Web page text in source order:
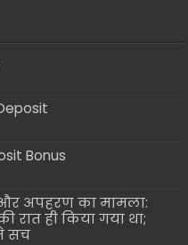
Bonus
और अपहरण का मामला:
रात ही किया गया था;
सच